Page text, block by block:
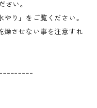
さい。
り」をご覧ください。
させない事を注意すれ